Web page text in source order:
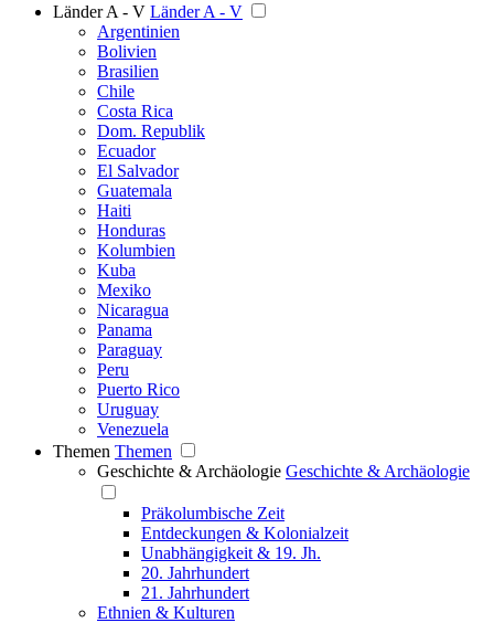
Länder A - V Länder A - V
Argentinien
Bolivien
Brasilien
Chile
Costa Rica
Dom. Republik
Ecuador
El Salvador
Guatemala
Haiti
Honduras
Kolumbien
Kuba
Mexiko
Nicaragua
Panama
Paraguay
Peru
Puerto Rico
Uruguay
Venezuela
Themen Themen
Geschichte & Archäologie Geschichte & Archäologie
Präkolumbische Zeit
Entdeckungen & Kolonialzeit
Unabhängigkeit & 19. Jh.
20. Jahrhundert
21. Jahrhundert
Ethnien & Kulturen